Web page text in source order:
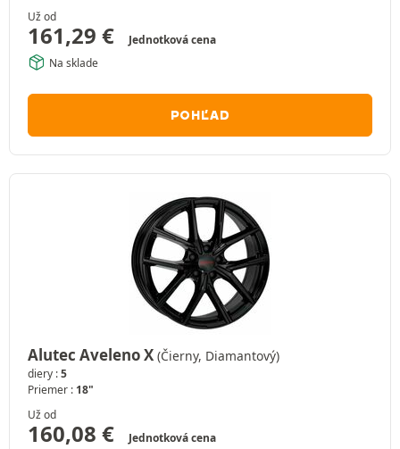
Už od
161,29 €
Jednotková cena
Na sklade
POHĽAD
Alutec Aveleno X (Čierny, Diamantový)
diery :5
Priemer : 18"
Už od
160,08 €
Jednotková cena